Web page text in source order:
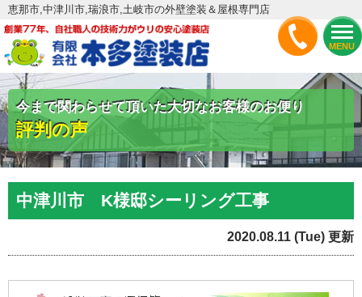
MENU
恵那市,中津川市,瑞浪市,土岐市の外壁塗装＆屋根専門店
今まで関わらせて頂いた大切なお客様のお便り
評判の声
中津川市 K様邸シーリング工事
2020.08.11 (Tue) 更新